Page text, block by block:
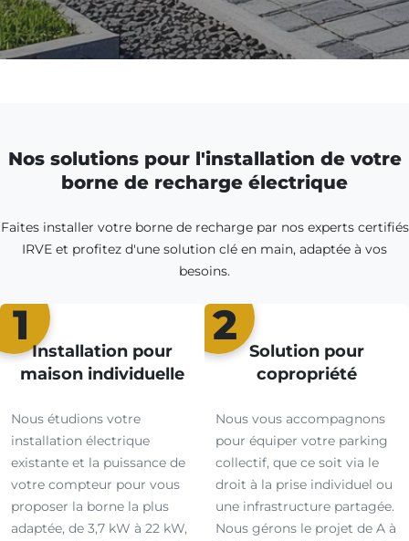
Nos solutions pour l'installation de votre
borne de recharge électrique
Faites installer votre borne de recharge par nos experts certifiés
IRVE et profitez d'une solution clé en main, adaptée à vos
besoins.
1
Installation pour
maison individuelle
Nous étudions votre
installation électrique
existante et la puissance de
votre compteur pour vous
proposer la borne la plus
adaptée, de 3,7 kW à 22 kW,
2
Solution pour
copropriété
Nous vous accompagnons
pour équiper votre parking
collectif, que ce soit via le
droit à la prise individuel ou
une infrastructure partagée.
Nous gérons le projet de A à